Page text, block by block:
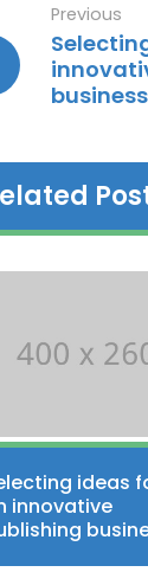
Previous
ideas
innovative